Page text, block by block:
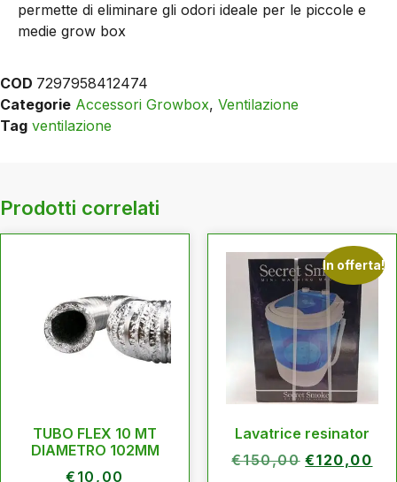
permette di eliminare gli odori ideale per le piccole e
medie grow box
COD 7297958412474
Categorie Accessori Growbox, Ventilazione
Tag ventilazione
Prodotti correlati
TUBO FLEX 10 MT
DIAMETRO 102MM
€ 10,00
In offerta!
Lavatrice resinator
€150,00 €120,00